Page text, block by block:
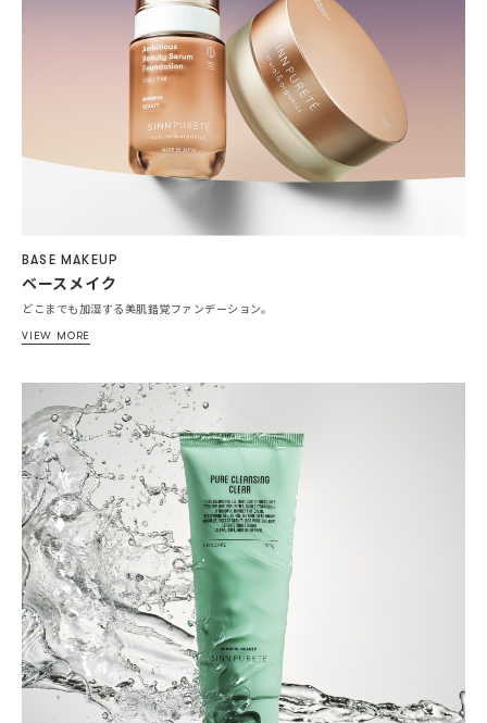
BASE MAKEUP
ベースメイク
どこまでも加湿する美肌錯覚ファンデーション。
VIEW MORE